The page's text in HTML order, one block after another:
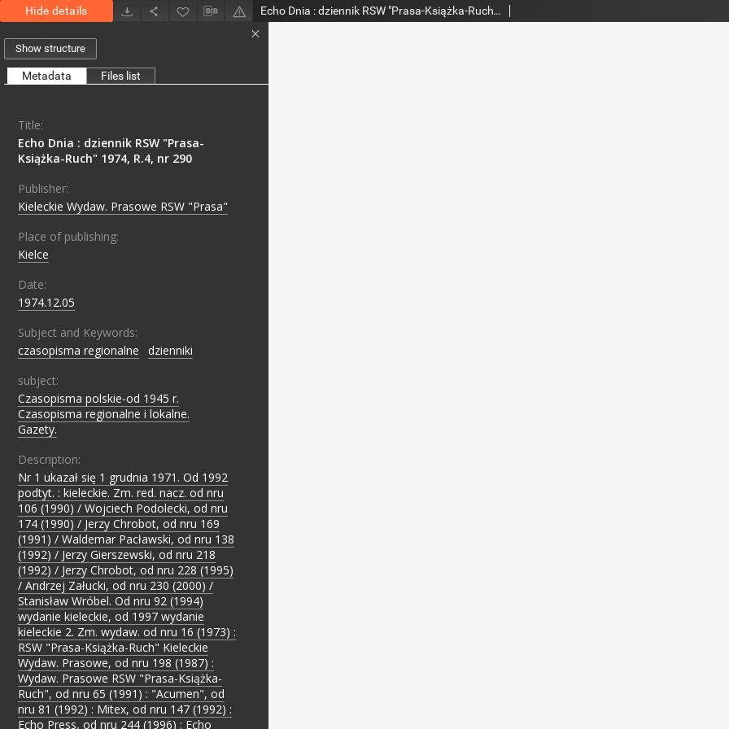
Hide details Echo Dnia : dziennik RSW "Prasa-Książka-Ruch" 1974, R.4, nr 290
Show structure
Metadata Files list
Title:
Echo Dnia : dziennik RSW "Prasa-
Książka-Ruch" 1974, R.4, nr 290
Publisher:
Kieleckie Wydaw. Prasowe RSW "Prasa"
Place of publishing:
Kielce
Date:
1974.12.05
Subject and Keywords:
czasopisma regionalne
dzienniki
subject:
Czasopisma polskie-od 1945 r.
Czasopisma regionalne i lokalne.
Gazety.
Description:
Nr 1 ukazał się 1 grudnia 1971. Od 1992
podtyt. : kieleckie. Zm. red. nacz. od nru
106 (1990) / Wojciech Podolecki, od nru
174 (1990) / Jerzy Chrobot, od nru 169
(1991) / Waldemar Pacławski, od nru 138
(1992) / Jerzy Gierszewski, od nru 218
(1992) / Jerzy Chrobot, od nru 228 (1995)
/ Andrzej Załucki, od nru 230 (2000) /
Stanisław Wróbel. Od nru 92 (1994)
wydanie kieleckie, od 1997 wydanie
kieleckie 2. Zm. wydaw. od nru 16 (1973) :
RSW "Prasa-Książka-Ruch" Kieleckie
Wydaw. Prasowe, od nru 198 (1987) :
Wydaw. Prasowe RSW "Prasa-Książka-
Ruch", od nru 65 (1991) : "Acumen", od
nru 81 (1992) : Mitex, od nru 147 (1992) :
Echo Press, od nru 244 (1996) : Echo